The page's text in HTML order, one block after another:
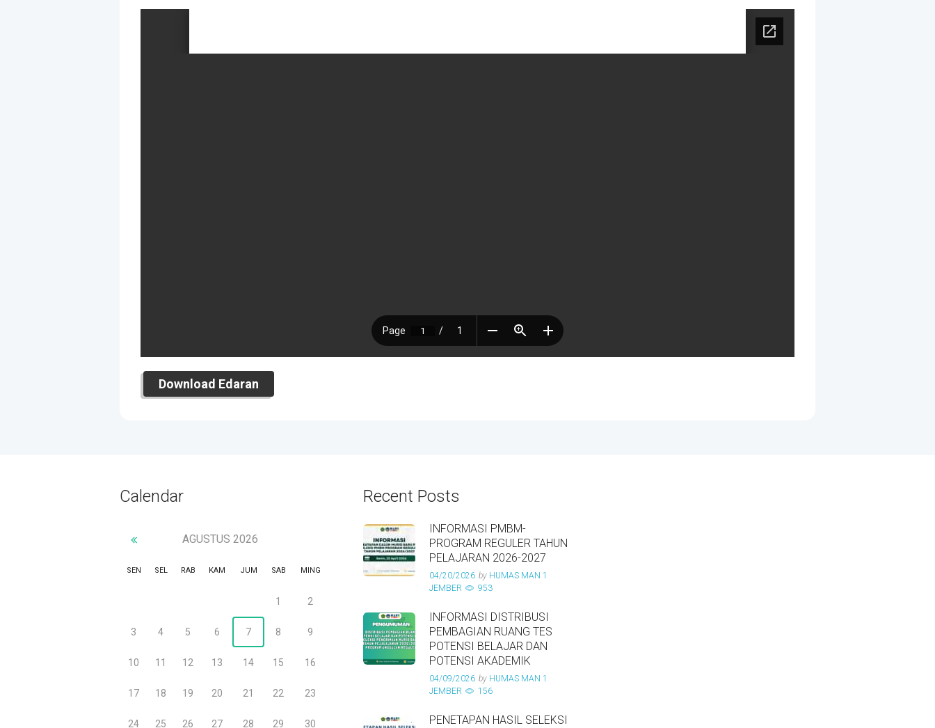
Download Edaran
Calendar
AGUSTUS 2026
SEN SEL RAB KAM JUM SAB MING
1 2
3 4 5 6 7 8 9
10 11 12 13 14 15 16
17 18 19 20 21 22 23
24 25 26 27 28 29 30
Recent Posts
INFORMASI PMBM-
PROGRAM REGULER TAHUN
PELAJARAN 2026-2027
04/20/2026 by HUMAS MAN 1
JEMBER
953
INFORMASI DISTRIBUSI
PEMBAGIAN RUANG TES
POTENSI BELAJAR DAN
POTENSI AKADEMIK
04/09/2026 by HUMAS MAN 1
JEMBER
156
PENETAPAN HASIL SELEKSI